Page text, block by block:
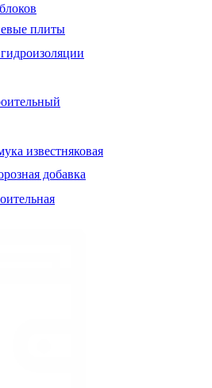
плиты
известняковая
добавка